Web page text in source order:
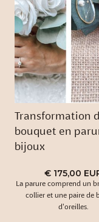
Transformation
bouquet en
bijoux
€ 175,00
La parure comprend un
collier et une paire de
d'oreilles.